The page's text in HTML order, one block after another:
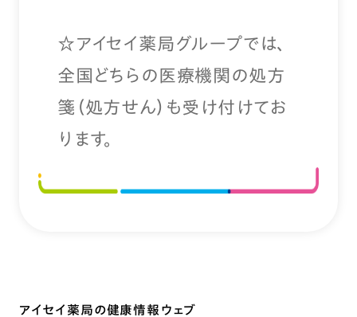
☆アイセイ薬局グループでは、
全国どちらの医療機関の処方
箋（処方せん）も受け付けてお
ります。
アイセイ薬局の健康情報ウェブ